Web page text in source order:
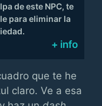
de este NPC, te
para eliminar la
+ info
que te he
claro. Ve a esa